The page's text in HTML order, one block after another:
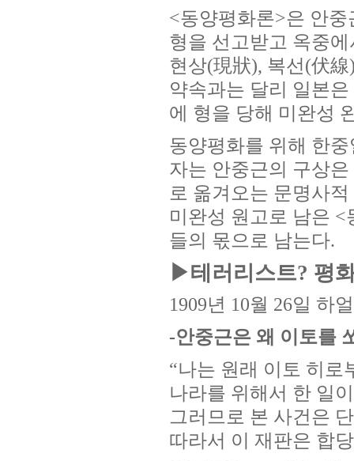
<동양평화론>은 안중
형을 선고받고 옥중
현상(現狀), 복선(伏
약속과는 달리 일본
에 형을 당해 미완성
동양평화를 위해 한
자는 안중근의 구상
로 옮겨오는 문명사
미완성 원고로 남은
들의 몫으로 남는다.
▶테러리스트? 평
1909년 10월 26일 하
-안중근은 왜 이토를
“나는 원래 이토 히로
나라를 위해서 한 일
그러므로 본 사건은
따라서 이 재판은 합